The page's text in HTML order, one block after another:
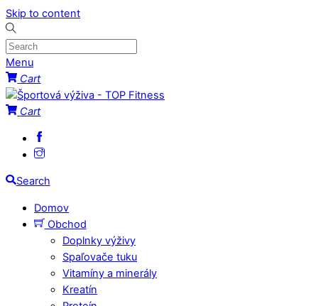
Skip to content
Menu
Cart
Cart
Search
Domov
Obchod
Doplnky výživy
Spaľovače tuku
Vitamíny a minerály
Kreatín